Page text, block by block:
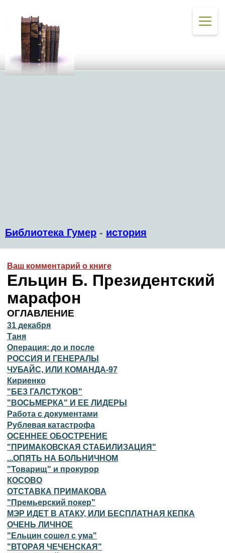
Библиотека Гумер - история
Ваш комментарий о книге
Ельцин Б. Президентский
марафон
ОГЛАВЛЕНИЕ
31 декабря
Таня
Операция: до и после
РОССИЯ И ГЕНЕРАЛЫ
ЧУБАЙС, ИЛИ КОМАНДА-97
Кириенко
"БЕЗ ГАЛСТУКОВ"
"ВОСЬМЕРКА" И ЕЕ ЛИДЕРЫ
Работа с документами
Рублевая катастрофа
ОСЕННЕЕ ОБОСТРЕНИЕ
"ПРИМАКОВСКАЯ СТАБИЛИЗАЦИЯ"
...ОПЯТЬ НА БОЛЬНИЧНОМ
"Товарищ" и прокурор
КОСОВО
ОТСТАВКА ПРИМАКОВА
"Премьерский покер"
МЭР ИДЕТ В АТАКУ, ИЛИ БЕСПЛАТНАЯ КЕПКА
ОЧЕНЬ ЛИЧНОЕ
"Ельцин сошел с ума"
"ВТОРАЯ ЧЕЧЕНСКАЯ"